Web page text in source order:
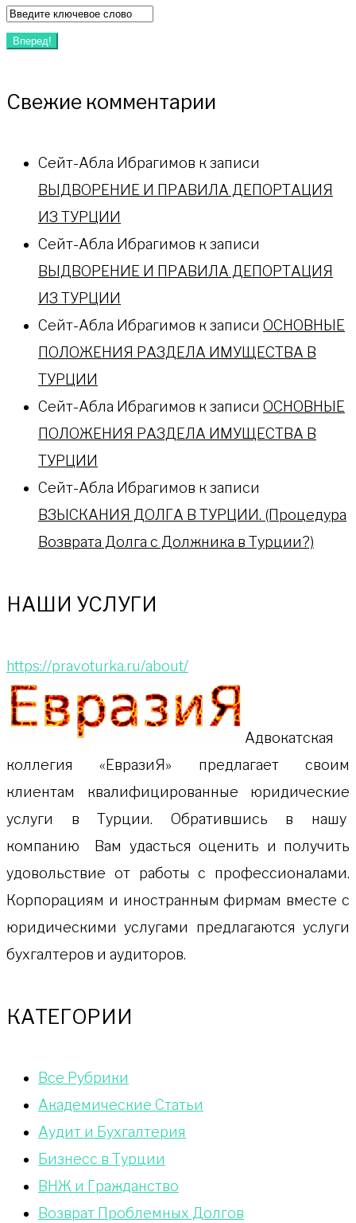
Вперед!
Свежие комментарии
Сейт-Абла Ибрагимов к записи
ВЫДВОРЕНИЕ И ПРАВИЛА ДЕПОРТАЦИЯ
ИЗ ТУРЦИИ
Сейт-Абла Ибрагимов к записи
ВЫДВОРЕНИЕ И ПРАВИЛА ДЕПОРТАЦИЯ
ИЗ ТУРЦИИ
Сейт-Абла Ибрагимов к записи ОСНОВНЫЕ
ПОЛОЖЕНИЯ РАЗДЕЛА ИМУЩЕСТВА В
ТУРЦИИ
Сейт-Абла Ибрагимов к записи ОСНОВНЫЕ
ПОЛОЖЕНИЯ РАЗДЕЛА ИМУЩЕСТВА В
ТУРЦИИ
Сейт-Абла Ибрагимов к записи
ВЗЫСКАНИЯ ДОЛГА В ТУРЦИИ. (Процедура
Возврата Долга с Должника в Турции?)
НАШИ УСЛУГИ
https://pravoturka.ru/about/
Адвокатская
коллeгия «ЕвразиЯ» предлагает своим
клиентам квалифицированные юридические
услуги в Турции. Обратившись в нашу
компанию Вам удасться оценить и получить
удовольствие от работы с профессионалами.
Корпорациям и иностранным фирмам вместе с
юридическими услугами предлагаются услуги
бухгалтеров и аудиторов.
КАТЕГОРИИ
Bce Pyбрики
Академические Статьи
Аудит и Бухгалтерия
Бизнесс в Турции
ВНЖ и Гражданство
Возврат Проблемных Долгов